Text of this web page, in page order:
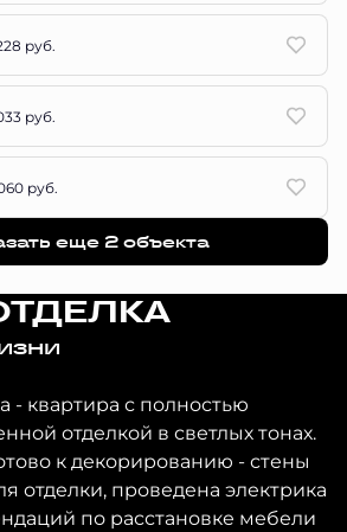
руб.
руб.
руб.
еще 2 объектa
- квартира с полностью
отделкой в светлых тонах.
к декорированию - стены
отделки, проведена электрика
по расстановке мебели